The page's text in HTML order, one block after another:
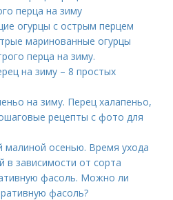
перца на зиму
огурцы с острым перцем
маринованные огурцы
перца на зиму.
на зиму – 8 простых
на зиму. Перец халапеньо,
рецепты с фото для
малиной осенью. Время ухода
в зависимости от сорта
фасоль. Можно ли
фасоль?